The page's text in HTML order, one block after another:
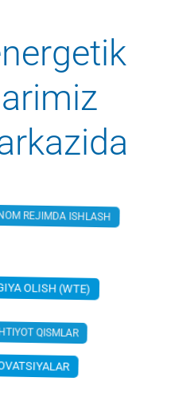
REJIMDA ISHLASH
CHP PLANT
OLISH (WTE)
QISMLAR